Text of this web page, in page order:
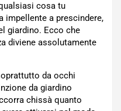
cosa tu
impellente a prescindere,
giardino. Ecco che
diviene assolutamente
da occhi
da giardino
chissà quanto